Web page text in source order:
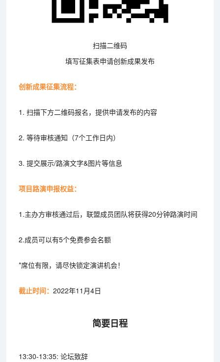
扫描二维码
填写征集表申请创新成果发布
创新成果征集流程：
1. 扫描下方二维码报名，提供申请发布的内容
2. 等待审核通知（7个工作日内）
3. 提交展示/路演文字&图片等信息
项目路演申报权益：
1.主办方审核通过后，联盟成员团队将获得20分钟路演时间
2.成员可以有5个免费参会名额
*席位有限，请尽快锁定演讲机会！
截止时间：2022年11月4日
简要日程
13:30-13:35: 论坛致辞